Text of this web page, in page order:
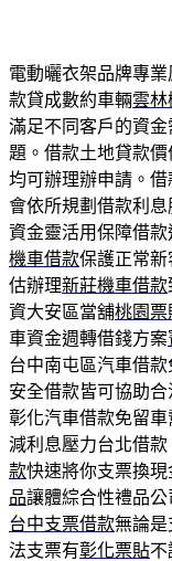
電動曬衣架品牌專
款貸成數約車輛雲林
滿足不同客戶的資金
題。借款土地貸款
均可辦理辦申請。
會依所規劃借款利
資金靈活用保障借
機車借款保護正常
估辦理新莊機車借款
資大安區當舖桃園票
車資金週轉借錢方案
台中南屯區汽車借款
安全借款皆可協助
彰化汽車借款免留
減利息壓力台北借
款快速將你支票換
品讓體綜合性禮品
台中支票借款無論是
法支票有彰化票貼不